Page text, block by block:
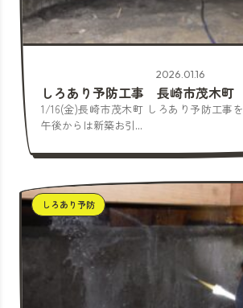
2026.01.16
しろあり予防工事 長崎市茂木町
1/16(金)長崎市茂木町 しろあり予防工事
午後からは新築お引...
しろあり予防